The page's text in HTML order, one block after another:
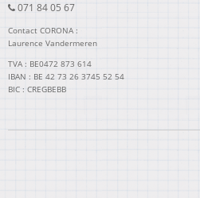
071 84 05 67
Contact CORONA :
Laurence Vandermeren
TVA : BE0472 873 614
IBAN : BE 42 73 26 3745 52 54
BIC : CREGBEBB